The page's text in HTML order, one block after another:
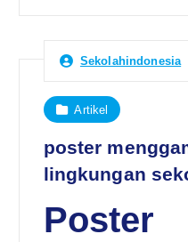
Sekolahindonesia
Artikel
poster
lingkungan
Poster